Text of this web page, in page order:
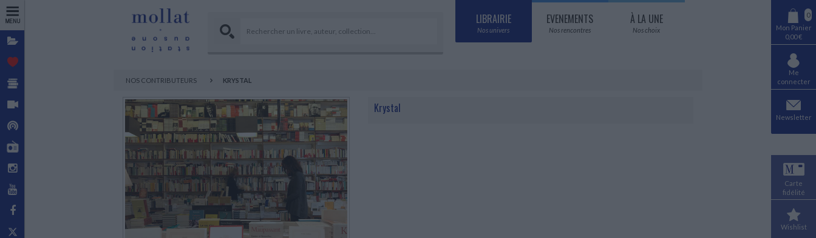
0
Mon Panier
0,00 €
Me
connecter
Newsletter
Carte
fidélité
Wishlist
LIBRAIRIE
Nos univers
EVENEMENTS
Nos rencontres
À LA UNE
Nos choix
NOS CONTRIBUTEURS KRYSTAL
Krystal